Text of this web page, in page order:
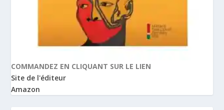
COMMANDEZ EN CLIQUANT SUR LE LIEN
Site de l'éditeur
Amazon